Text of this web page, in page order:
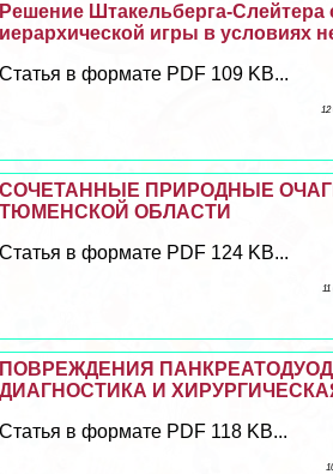
Решение Штакельберга-Слейтера
иерархической игры в условиях
Статья в формате PDF 109 KB...
12
СОЧЕТАННЫЕ ПРИРОДНЫЕ
ТЮМЕНСКОЙ ОБЛАСТИ
Статья в формате PDF 124 KB...
11
ПОВРЕЖДЕНИЯ
ДИАГНОСТИКА И
Статья в формате PDF 118 KB...